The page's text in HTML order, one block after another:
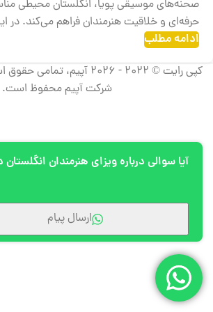
صحنه‌های موسیقی پویا، انگلستان محیطی
حرفه‌ای و خلاقیت هنرمندان فراهم می‌کند. در
ادامه مطلب
کپی رایت © 2022 - 2026 آپیم،
شرکت آپیم محفوظ است.
آیا سوالی درباره ویزای هنرمندان انگلستان
ارسال پیام